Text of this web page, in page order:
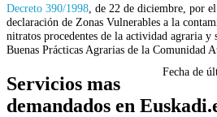
Decreto 390/1998 , de 22 de diciembre, por
declaración de Zonas Vulnerables a la
nitratos procedentes de la actividad agraria y
Buenas Prácticas Agrarias de la Comunidad
Fecha de
Servicios mas
demandados en